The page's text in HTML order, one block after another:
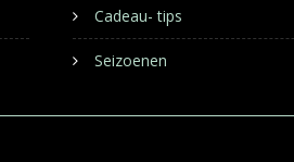
Cadeau- tips
Seizoenen